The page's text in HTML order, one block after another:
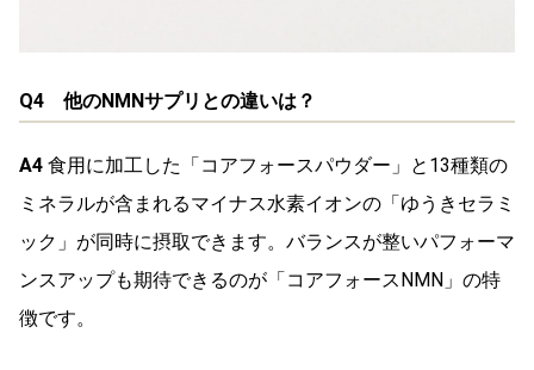
Q4 他のNMNサプリとの違いは？
A4 食用に加工した「コアフォースパウダー」と13種類の
ミネラルが含まれるマイナス水素イオンの「ゆうきセラミ
ック」が同時に摂取できます。バランスが整いパフォーマ
ンスアップも期待できるのが「コアフォースNMN」の特
徴です。